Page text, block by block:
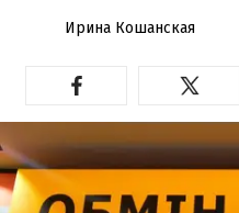
Ирина Кошанская